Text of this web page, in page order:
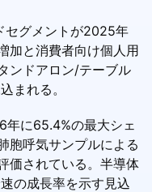
セグメントが2025年
加と消費者向け個人用
ンドアロン/テーブル
まれる。
に65.4%の最大シェ
胞呼気サンプルによる
価されている。半導体
の成長率を示す見込